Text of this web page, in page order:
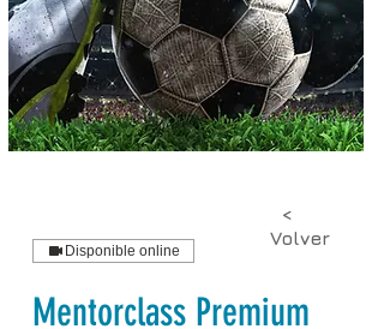
Disponible online
Mentorclass Premium
<
Volver